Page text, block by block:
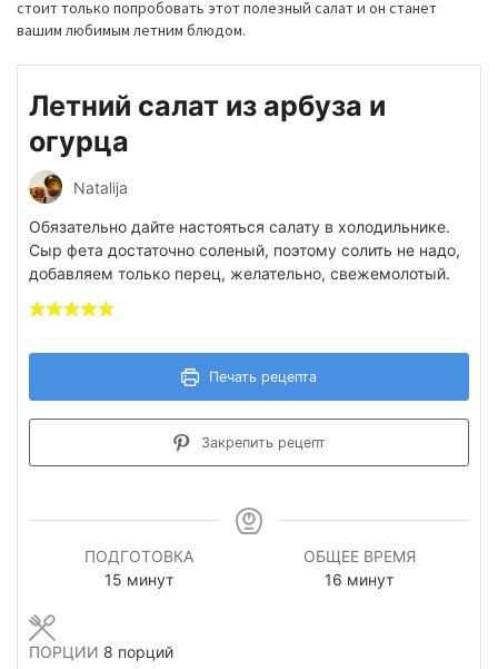
стоит только попробовать этот полезный салат и он станет
вашим любимым летним блюдом.
Летний салат из арбуза и
огурца
Natalija
Обязательно дайте настояться салату в холодильнике.
Сыр фета достаточно соленый, поэтому солить не надо,
добавляем только перец, желательно, свежемолотый.
Печать рецепта
Закрепить рецепт
ПОДГОТОВКА
15 минуты
минут
ОБЩЕЕ ВРЕМЯ
16 минуты
минут
ПОРЦИИ 8 порций